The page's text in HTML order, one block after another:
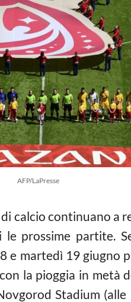
AFP/LaPresse
di calcio continuano a
prossime partite.
martedì 19 giugno
la pioggia in metà
Stadium